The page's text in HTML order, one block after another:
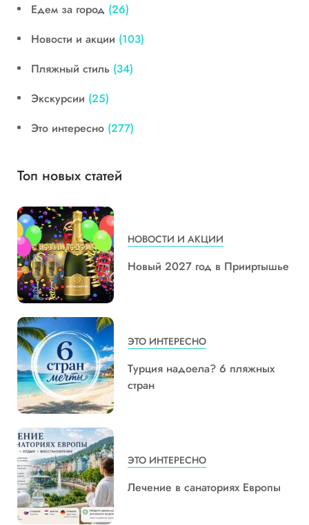
Едем за город (26)
Новости и акции (103)
Пляжный стиль (34)
Экскурсии (25)
Это интересно (277)
Топ новых статей
НОВОСТИ И АКЦИИ
Новый 2027 год в Прииртышье
ЭТО ИНТЕРЕСНО
Турция надоела? 6 пляжных
стран
ЭТО ИНТЕРЕСНО
Лечение в санаториях Европы